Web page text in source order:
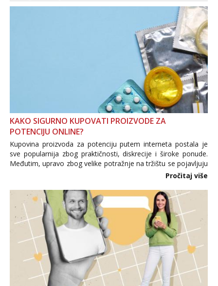
KAKO SIGURNO KUPOVATI PROIZVODE ZA
POTENCIJU ONLINE?
Kupovina proizvoda za potenciju putem interneta postala je
sve popularnija zbog praktičnosti, diskrecije i široke ponude.
Međutim, upravo zbog velike potražnje na tržištu se pojavljuju
i brojni krivotvoreni proizvodi, nepouzdane internetske
Pročitaj više